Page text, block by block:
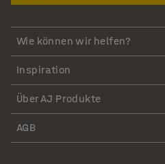
Wie können wir helfen?
Inspiration
Über AJ Produkte
AGB